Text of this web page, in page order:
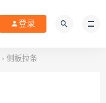
登录
> 侧板拉条